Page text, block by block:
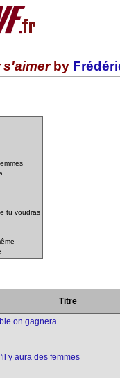
s'aimerby
tu voudras
Titre
on gagnera
y aura des femmes